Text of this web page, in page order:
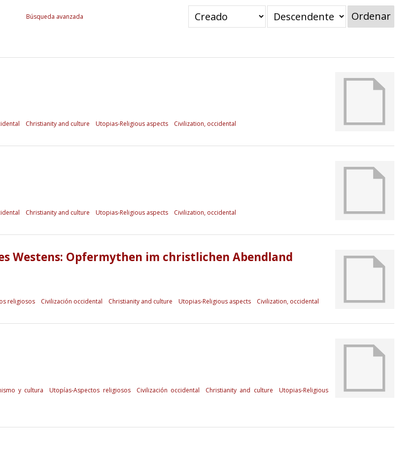
Búsqueda avanzada Ordenar
Christianity and culture Utopias-Religious aspects Civilization, occidental
Christianity and culture Utopias-Religious aspects Civilization, occidental
Westens: Opfermythen im christlichen Abendland
religiosos Civilización occidental Christianity and culture Utopias-Religious aspects Civilization, occidental
y cultura Utopías-Aspectos religiosos Civilización occidental Christianity and culture
Utopias-Religious